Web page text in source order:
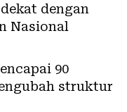
dengan
Nasional
90
struktur